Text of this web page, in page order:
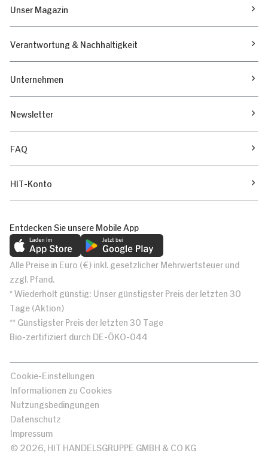
Unser Magazin
Verantwortung & Nachhaltigkeit
Unternehmen
Newsletter
FAQ
HIT-Konto
Entdecken Sie unsere Mobile App
Alle Preise in Euro (€) inkl. gesetzlicher Mehrwertsteuer und
zzgl. Pfand.
* Wiederholt günstig: Unser günstigster Preis der letzten 30
Tage (Aktion)
** Günstigster Preis der letzten 30 Tage
Bio-zertifiziert durch DE-ÖKO-044
Cookie-Einstellungen
Informationen zu Cookies
Nutzungsbedingungen
Datenschutz
Impressum
© 2026, HIT HANDELSGRUPPE GMBH & CO KG